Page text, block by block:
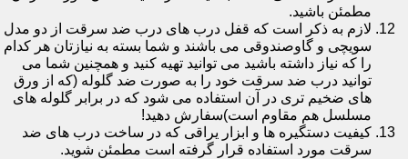
مطمئن باشید.
لازم به ذکر است که قفل درب های درب ضد سرقت از دو مدل
سویچی و گاوصندوقی می باشند و شما بسته به نیازتان هر کدام
را که نیاز داشته باشید می توانید تهیه کنید و همچنین شما می
توانید درب ضد سرقت خود را به صورت ضد گلوله (که از ورق
های ضخیم تری در آن استفاده می شود که در برابر گلوله های
مسلسل هم مقاوم است)سفارش دهید!
کیفیت دستگیره ها و ابزار یراقی که در ساخت درب های ضد
سرقت مورد استفاده قرار گرفته است مطمئن شوید.